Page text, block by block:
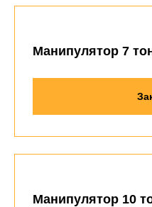
Манипулятор 7
Манипулятор 10